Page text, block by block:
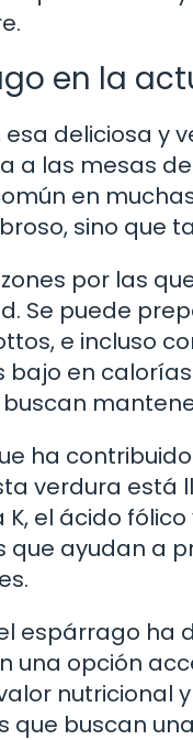
en la
esa deliciosa y
a las mesas
en
sino que
por las
Se puede
e incluso
bajo en
ha
verdura
K, el ácido
que ayudan a
espárrago ha
una opción
nutricional
que buscan